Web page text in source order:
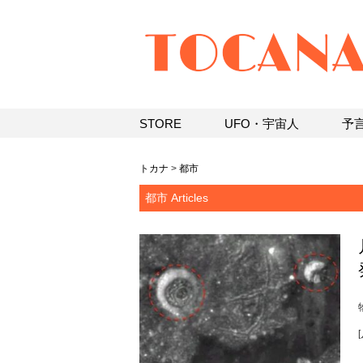
トカナ > 都市
都市 Articles
[
STORE UFO・宇宙人 予